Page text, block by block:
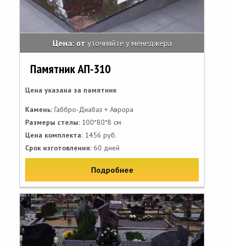
Цена: от уточняйте у менеджера
Памятник АП-310
Цена указана за памятник
Камень: Габбро-Диабаз + Аврора
Размеры стелы: 100*80*8 см
Цена комплекта: 1456 руб.
Срок изготовления: 60 дней
Подробнее